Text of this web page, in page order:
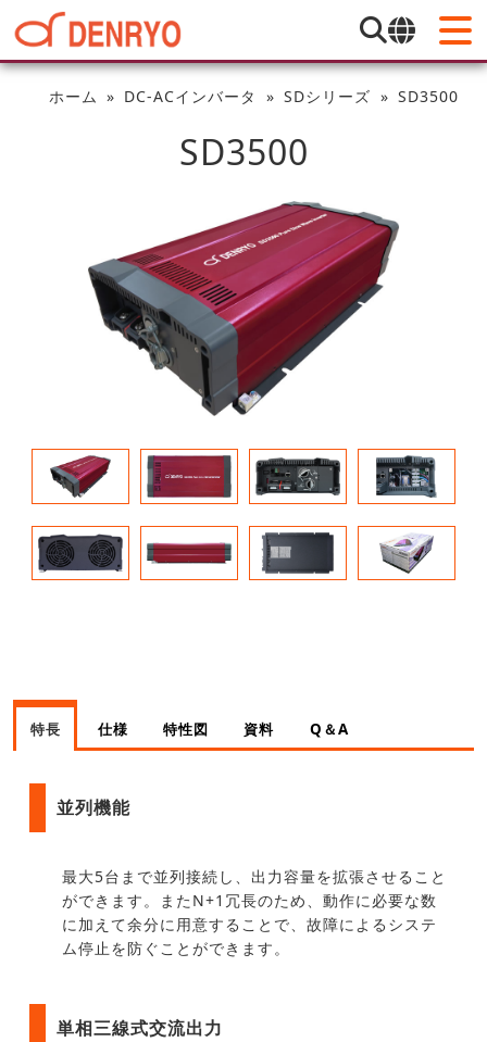
ホーム DC-ACインバータ SDシリーズ SD3500
SD3500
特長 仕様 特性図 資料 Q＆A
並列機能
最大5台まで並列接続し、出力容量を拡張させること
ができます。またN+1冗長のため、動作に必要な数
に加えて余分に用意することで、故障によるシステ
ム停止を防ぐことができます。
単相三線式交流出力